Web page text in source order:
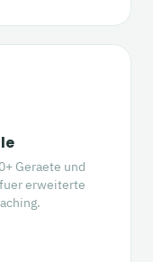
Geraete und
erweiterte